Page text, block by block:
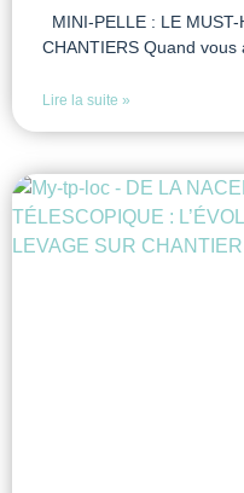
MINI-PELLE : LE
CHANTIERS Quand
Lire la suite »